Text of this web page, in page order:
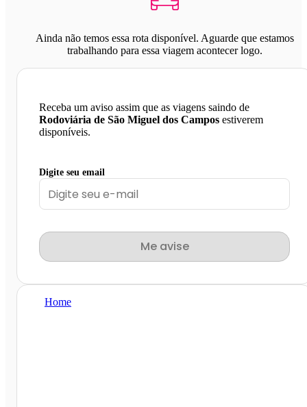
Ainda não temos essa rota disponível. Aguarde que estamos
trabalhando para essa viagem acontecer logo.
Receba um aviso assim que as viagens saindo de
Rodoviária de São Miguel dos Campos estiverem
disponíveis.
Digite seu email
Me avise
Home